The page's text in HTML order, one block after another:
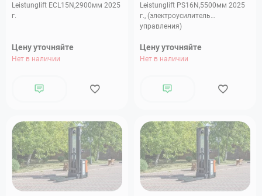
Leistunglift ECL15N,2900мм 2025
г.
Цену уточняйте
Нет в наличии
Leistunglift PS16N,5500мм 2025
г., (электроусилитель
управления)
Цену уточняйте
Нет в наличии